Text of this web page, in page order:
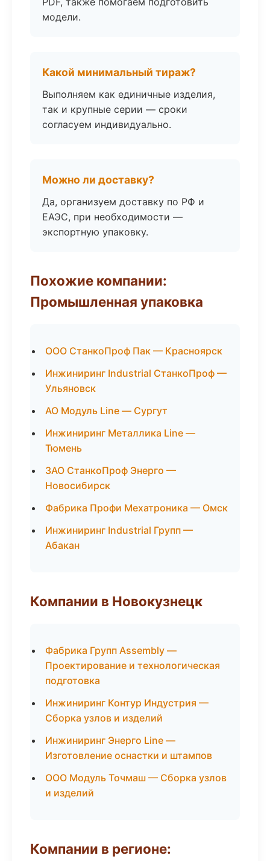
модели.
Какой минимальный тираж?
Выполняем как единичные изделия,
так и крупные серии — сроки
согласуем индивидуально.
Можно ли доставку?
Да, организуем доставку по РФ и
ЕАЭС, при необходимости —
экспортную упаковку.
Похожие компании:
Промышленная упаковка
ООО СтанкоПроф Пак — Красноярск
Инжиниринг Industrial СтанкоПроф —
Ульяновск
АО Модуль Line — Сургут
Инжиниринг Металлика Line —
Тюмень
ЗАО СтанкоПроф Энерго —
Новосибирск
Фабрика Профи Мехатроника — Омск
Инжиниринг Industrial Групп —
Абакан
Компании в Новокузнецк
Фабрика Групп Assembly —
Проектирование и технологическая
подготовка
Инжиниринг Контур Индустрия —
Сборка узлов и изделий
Инжиниринг Энерго Line —
Изготовление оснастки и штампов
ООО Модуль Точмаш — Сборка узлов
и изделий
Компании в регионе: